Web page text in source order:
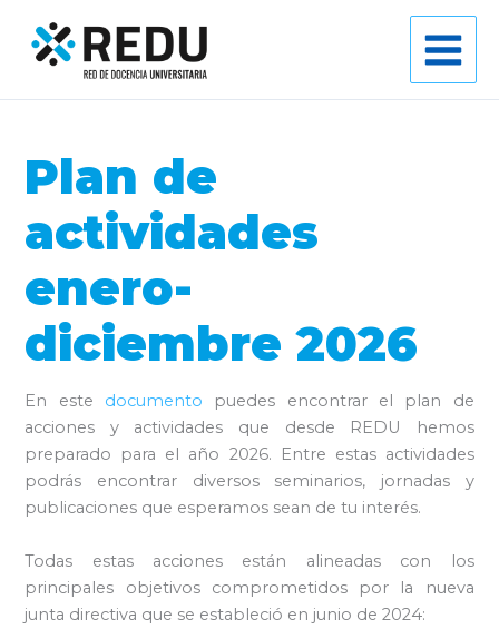
contenido
Plan de
actividades
enero-
diciembre 2026
En este documento puedes encontrar el plan de
acciones y actividades que desde REDU hemos
preparado para el año 2026. Entre estas actividades
podrás encontrar diversos seminarios, jornadas y
publicaciones que esperamos sean de tu interés.
Todas estas acciones están alineadas con los
principales objetivos comprometidos por la nueva
junta directiva que se estableció en junio de 2024: